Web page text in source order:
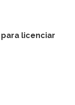
licenciar